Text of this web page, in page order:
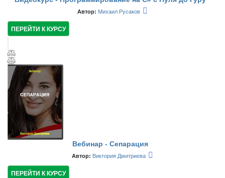
Автор: Михаил Русаков
ПЕРЕЙТИ К КУРСУ
Вебинар - Сепарация
Автор: Виктория Дмитриева
ПЕРЕЙТИ К КУРСУ